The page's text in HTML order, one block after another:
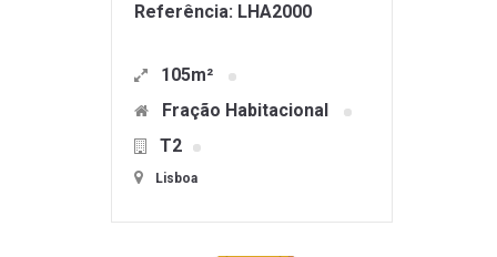
Referência: LHA2000
105m²
Fração Habitacional
T2
Lisboa